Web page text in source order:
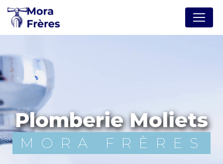
Plomberie Moliets
MORA FRÈRES
Panneau de gestion des cookies